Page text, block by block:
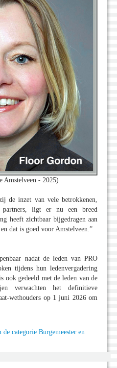
Amstelveen - 2025)
de inzet van vele betrokkenen,
partners, ligt er nu een breed
heeft zichtbaar bijgedragen aan
dat is goed voor Amstelveen.”
nadat de leden van PRO
tijdens hun ledenvergadering
ook gedeeld met de leden van de
verwachten het definitieve
wethouders op 1 juni 2026 om
categorie Burgemeester en